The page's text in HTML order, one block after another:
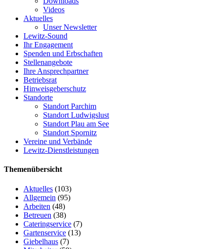
Videos
Aktuelles
Unser Newsletter
Lewitz-Sound
Ihr Engagement
Spenden und Erbschaften
Stellenangebote
Ihre Ansprechpartner
Betriebsrat
Hinweisgeberschutz
Standorte
Standort Parchim
Standort Ludwigslust
Standort Plau am See
Standort Spornitz
Vereine und Verbände
Lewitz-Dienstleistungen
Themenübersicht
Aktuelles (103)
Allgemein (95)
Arbeiten (48)
Betreuen (38)
Cateringservice (7)
Gartenservice (13)
Giebelhaus (7)